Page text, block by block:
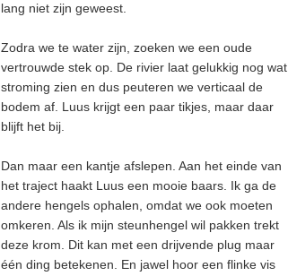
lang niet zijn geweest.
Zodra we te water zijn, zoeken we een oude
vertrouwde stek op. De rivier laat gelukkig nog wat
stroming zien en dus peuteren we verticaal de
bodem af. Luus krijgt een paar tikjes, maar daar
blijft het bij.
Dan maar een kantje afslepen. Aan het einde van
het traject haakt Luus een mooie baars. Ik ga de
andere hengels ophalen, omdat we ook moeten
omkeren. Als ik mijn steunhengel wil pakken trekt
deze krom. Dit kan met een drijvende plug maar
één ding betekenen. En jawel hoor een flinke vis